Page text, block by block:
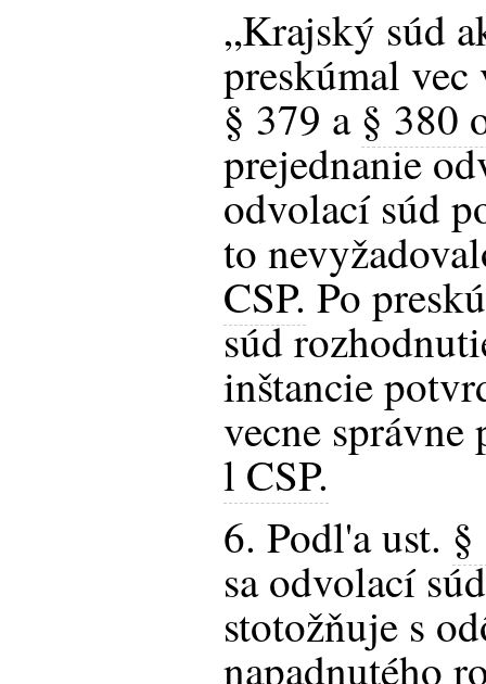
„Krajský súd
preskúmal
§ 379 a § 380
prejednanie
odvolací súd
to
CSP. Po
súd
inštancie
vecne
l CSP.
6. Podl'a ust. §
sa odvolací
stotožňuje s
napadnutého